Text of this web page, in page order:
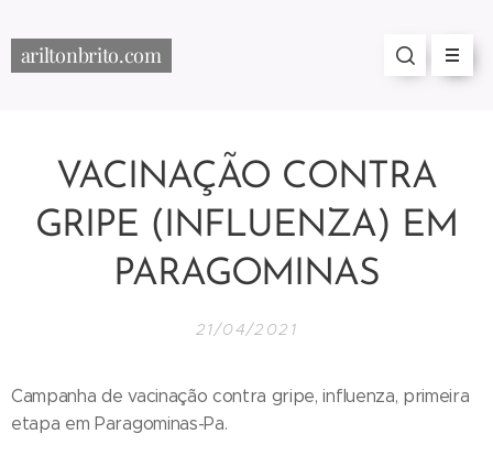
ariltonbrito.com
VACINAÇÃO CONTRA
GRIPE (INFLUENZA) EM
PARAGOMINAS
21/04/2021
Campanha de vacinação contra gripe, influenza, primeira
etapa em Paragominas-Pa.